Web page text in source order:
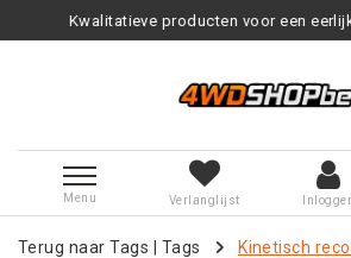
producten voor een eerlijke prijs
Menu Verlanglijst
Terug naar Tags Tags Kinetisch